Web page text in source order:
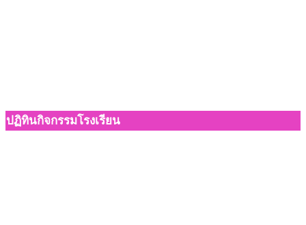
ปฏิทินกิจกรรมโรงเรียน